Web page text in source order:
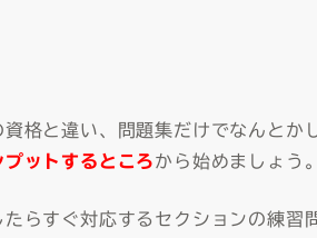
格と違い、問題集だけでなんとか
ットするところから始めましょう。
たらすぐ対応するセクションの練習